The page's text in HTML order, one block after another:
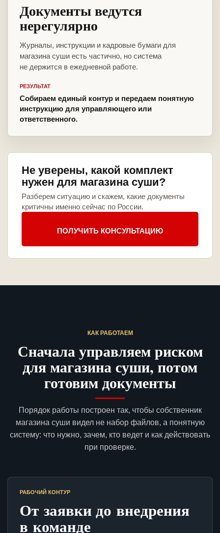
Документы ведутся
нерегулярно
Журналы, инструкции и кадровые бумаги для
магазина суши есть частично, но система
не держится в ежедневной работе.
РЕЗУЛЬТАТ
Собираем единый контур и передаем понятную
инструкцию для управляющего или
ответственного.
Не уверены, какой комплект
нужен для магазина суши?
Разберем ситуацию и скажем, какие документы
критичны именно сейчас по России.
ПОЛУЧИТЬ КОНСУЛЬТАЦИЮ
КАК РАБОТАЕМ
Сначала управляем риском
для магазина суши, потом
готовим документы
Порядок работы построен так, чтобы собственник
магазина суши видел не набор файлов, а понятную
систему: что нужно, зачем, кто ведет и как действовать
при проверке.
РАБОЧИЙ КОНТУР
От заявки до внедрения
в команде